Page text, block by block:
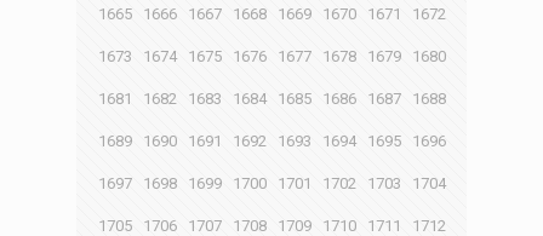
1665 1666 1667 1668 1669 1670 1671 1672
1673 1674 1675 1676 1677 1678 1679 1680
1681 1682 1683 1684 1685 1686 1687 1688
1689 1690 1691 1692 1693 1694 1695 1696
1697 1698 1699 1700 1701 1702 1703 1704
1705 1706 1707 1708 1709 1710 1711 1712